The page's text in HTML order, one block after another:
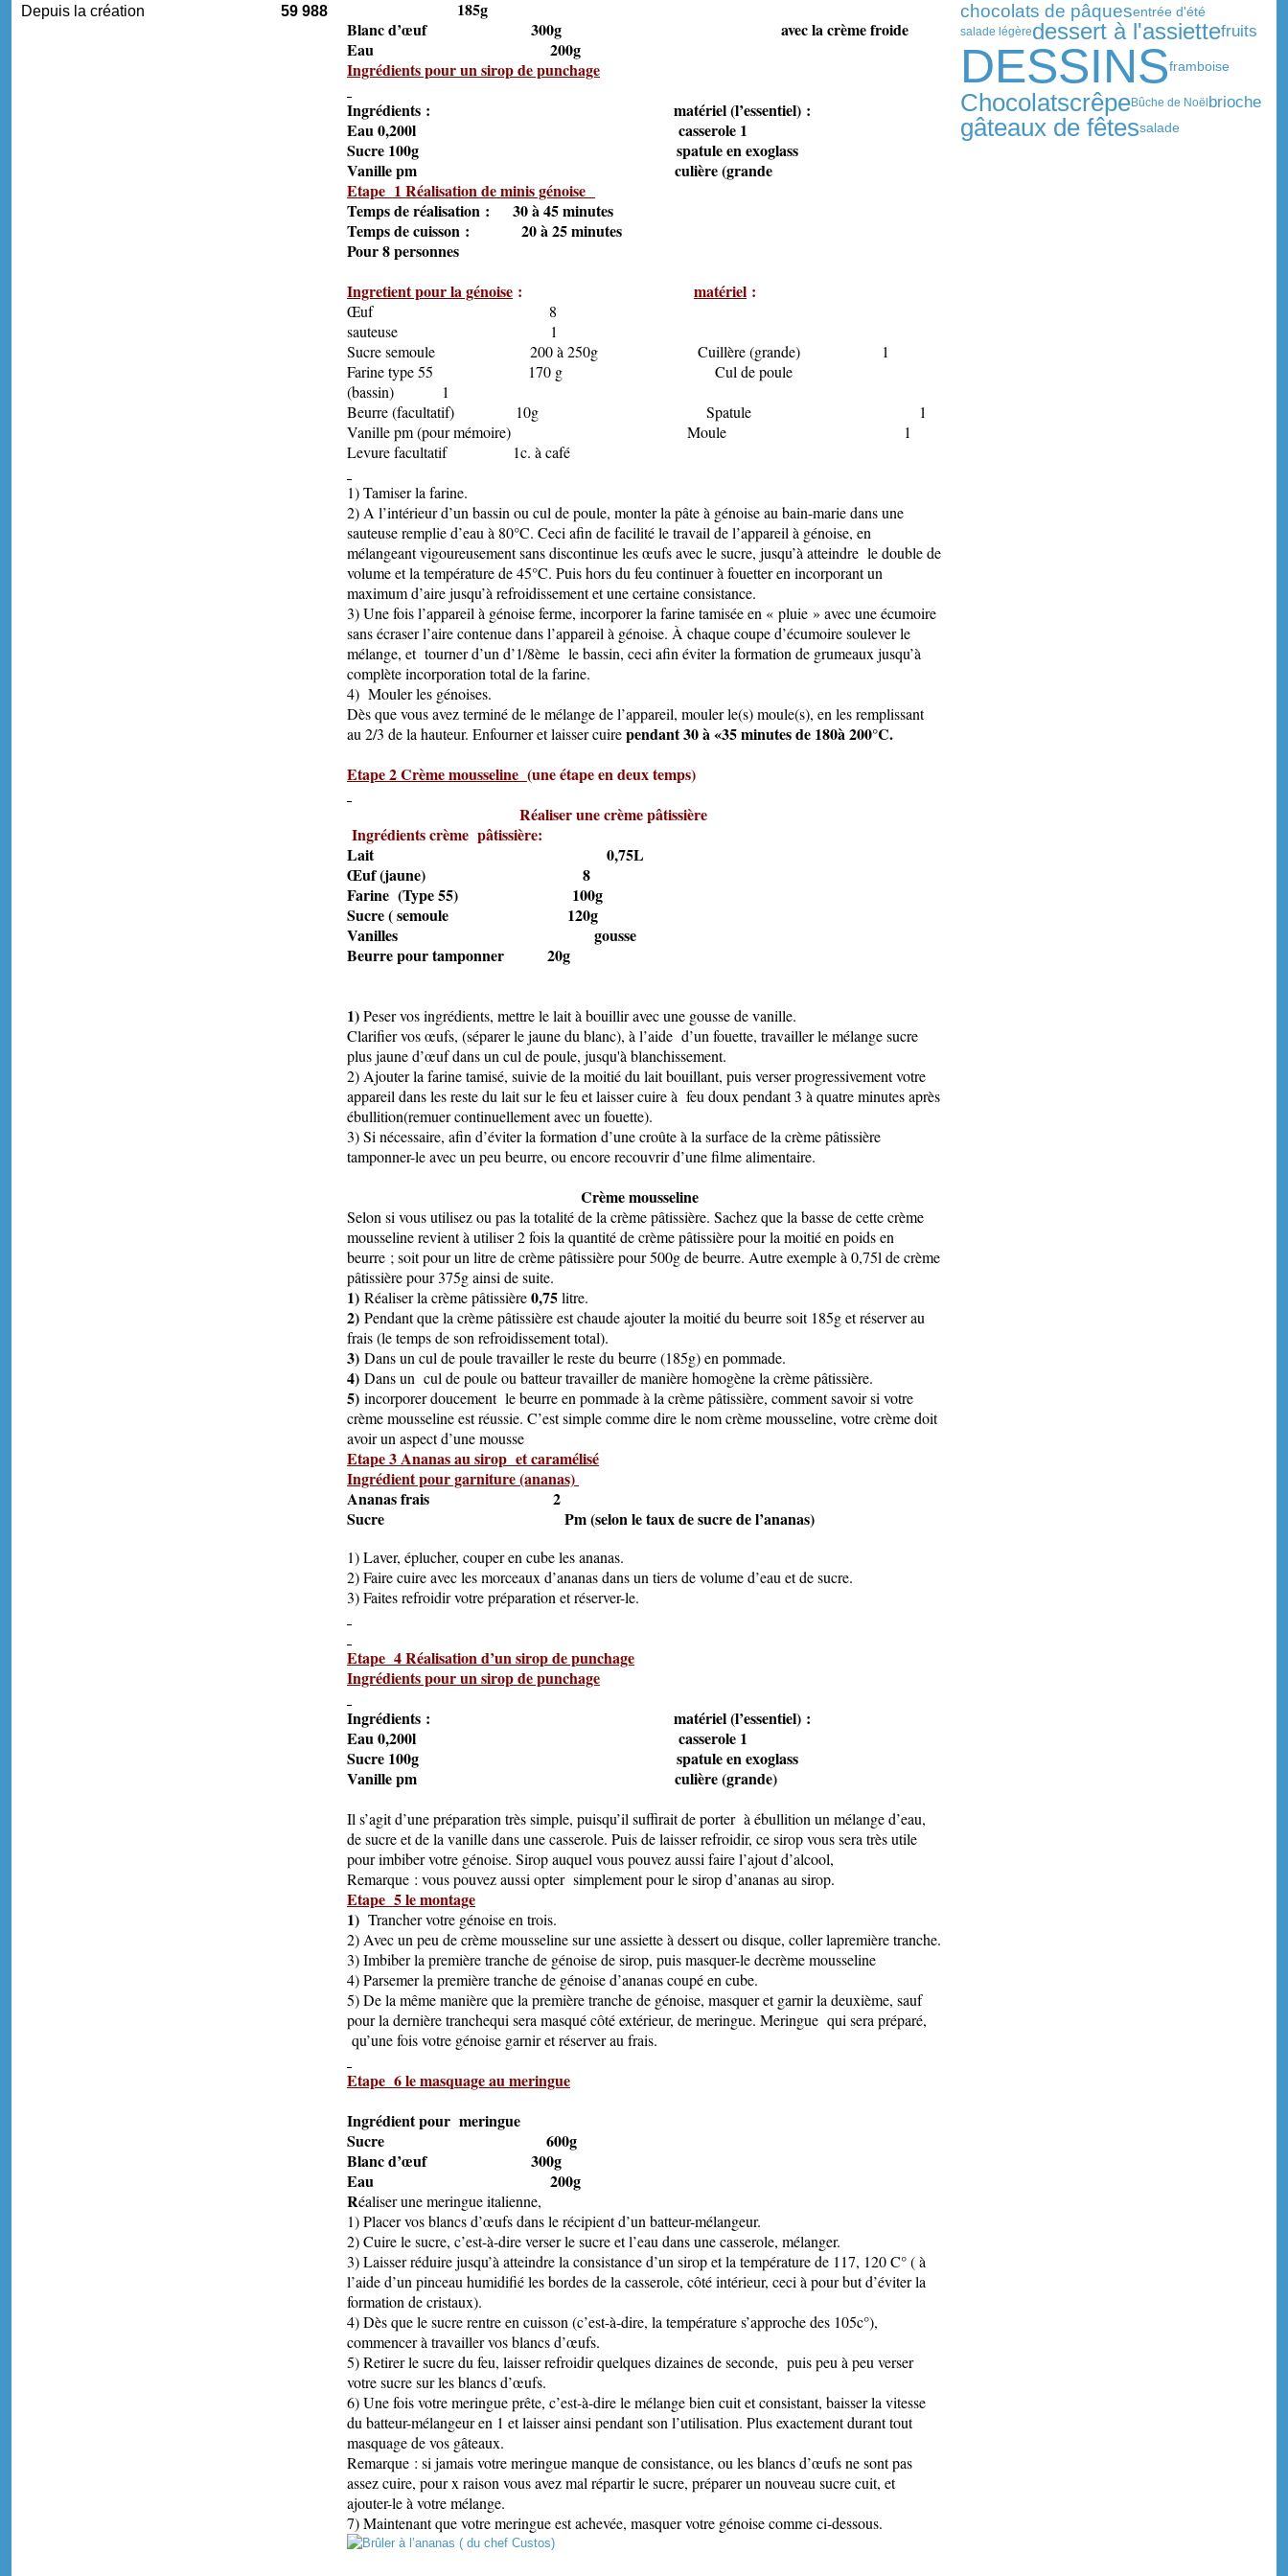
Depuis la création 59 988
185g
Blanc d’œuf 300g avec la crème froide
Eau 200g
Ingrédients pour un sirop de punchage
Ingrédients : matériel (l’essentiel) :
Eau 0,200l casserole 1
Sucre 100g spatule en exoglass
Vanille pm culière (grande
Etape 1 Réalisation de minis génoise
Temps de réalisation : 30 à 45 minutes
Temps de cuisson : 20 à 25 minutes
Pour 8 personnes
Ingretient pour la génoise : matériel :
Œuf 8
sauteuse 1
Sucre semoule 200 à 250g Cuillère (grande) 1
Farine type 55 170 g Cul de poule
(bassin) 1
Beurre (facultatif) 10g Spatule 1
Vanille pm (pour mémoire) Moule 1
Levure facultatif 1c. à café
1) Tamiser la farine.
2) A l’intérieur d’un bassin ou cul de poule, monter la pâte à génoise au bain-marie dans une
sauteuse remplie d’eau à 80°C. Ceci afin de facilité le travail de l’appareil à génoise, en
mélangeant vigoureusement sans discontinue les œufs avec le sucre, jusqu’à atteindre le double de
volume et la température de 45°C. Puis hors du feu continuer à fouetter en incorporant un
maximum d’aire jusqu’à refroidissement et une certaine consistance.
3) Une fois l’appareil à génoise ferme, incorporer la farine tamisée en « pluie » avec une écumoire
sans écraser l’aire contenue dans l’appareil à génoise. À chaque coupe d’écumoire soulever le
mélange, et tourner d’un d’1/8ème le bassin, ceci afin éviter la formation de grumeaux jusqu’à
complète incorporation total de la farine.
4) Mouler les génoises.
Dès que vous avez terminé de le mélange de l’appareil, mouler le(s) moule(s), en les remplissant
au 2/3 de la hauteur. Enfourner et laisser cuirependant 30 à «35 minutes de 180à 200°C.
Etape 2 Crème mousseline (une étape en deux temps)
Réaliser une crème pâtissière
Ingrédients crème pâtissière:
Lait 0,75L
Œuf (jaune) 8
Farine (Type 55) 100g
Sucre ( semoule 120g
Vanilles gousse
Beurre pour tamponner 20g
1)Peser vos ingrédients, mettre le lait à bouillir avec une gousse de vanille.
Clarifier vos œufs, (séparer le jaune du blanc), à l’aide d’un fouette, travailler le mélange sucre
plus jaune d’œuf dans un cul de poule, jusqu'à blanchissement.
2) Ajouter la farine tamisé, suivie de la moitié du lait bouillant, puis verser progressivement votre
appareil dans les reste du lait sur le feu et laisser cuire à feu doux pendant 3 à quatre minutes après
ébullition(remuer continuellement avec un fouette).
3) Si nécessaire, afin d’éviter la formation d’une croûte à la surface de la crème pâtissière
tamponner-le avec un peu beurre, ou encore recouvrir d’une filme alimentaire.
Crème mousseline
Selon si vous utilisez ou pas la totalité de la crème pâtissière. Sachez que la basse de cette crème
mousseline revient à utiliser 2 fois la quantité de crème pâtissière pour la moitié en poids en
beurre ; soit pour un litre de crème pâtissière pour 500g de beurre. Autre exemple à 0,75l de crème
pâtissière pour 375g ainsi de suite.
1) Réaliser la crème pâtissière0,75litre.
2) Pendant que la crème pâtissière est chaude ajouter la moitié du beurre soit 185g et réserver au
frais (le temps de son refroidissement total).
3) Dans un cul de poule travailler le reste du beurre (185g) en pommade.
4) Dans un cul de poule ou batteur travailler de manière homogène la crème pâtissière.
5) incorporer doucement le beurre en pommade à la crème pâtissière, comment savoir si votre
crème mousseline est réussie. C’est simple comme dire le nom crème mousseline, votre crème doit
avoir un aspect d’une mousse
Etape 3 Ananas au sirop et caramélisé
Ingrédient pour garniture (ananas)
Ananas frais 2
Sucre Pm (selon le taux de sucre de l’ananas)
1) Laver, éplucher, couper en cube les ananas.
2) Faire cuire avec les morceaux d’ananas dans un tiers de volume d’eau et de sucre.
3) Faites refroidir votre préparation et réserver-le.
Etape 4 Réalisation d’un sirop de punchage
Ingrédients pour un sirop de punchage
Ingrédients : matériel (l’essentiel) :
Eau 0,200l casserole 1
Sucre 100g spatule en exoglass
Vanille pm culière (grande)
Il s’agit d’une préparation très simple, puisqu’il suffirait de porter à ébullition un mélange d’eau,
de sucre et de la vanille dans une casserole. Puis de laisser refroidir, ce sirop vous sera très utile
pour imbiber votre génoise. Sirop auquel vous pouvez aussi faire l’ajout d’alcool,
Remarque : vous pouvez aussi opter simplement pour le sirop d’ananas au sirop.
Etape 5 le montage
1) Trancher votre génoise en trois.
2) Avec un peu de crème mousseline sur une assiette à dessert ou disque, coller lapremière tranche.
3) Imbiber la première tranche de génoise de sirop, puis masquer-le decrème mousseline
4) Parsemer la première tranche de génoise d’ananas coupé en cube.
5) De la même manière que la première tranche de génoise, masquer et garnir la deuxième, sauf
pour la dernière tranchequi sera masqué côté extérieur, de meringue. Meringue qui sera préparé,
qu’une fois votre génoise garnir et réserver au frais.
Etape 6 le masquage au meringue
Ingrédient pour meringue
Sucre 600g
Blanc d’œuf 300g
Eau 200g
Réaliser une meringue italienne,
1) Placer vos blancs d’œufs dans le récipient d’un batteur-mélangeur.
2) Cuire le sucre, c’est-à-dire verser le sucre et l’eau dans une casserole, mélanger.
3) Laisser réduire jusqu’à atteindre la consistance d’un sirop et la température de 117, 120 C° ( à
l’aide d’un pinceau humidifié les bordes de la casserole, côté intérieur, ceci à pour but d’éviter la
formation de cristaux).
4) Dès que le sucre rentre en cuisson (c’est-à-dire, la température s’approche des 105c°),
commencer à travailler vos blancs d’œufs.
5) Retirer le sucre du feu, laisser refroidir quelques dizaines de seconde, puis peu à peu verser
votre sucre sur les blancs d’œufs.
6) Une fois votre meringue prête, c’est-à-dire le mélange bien cuit et consistant, baisser la vitesse
du batteur-mélangeur en 1 et laisser ainsi pendant son l’utilisation. Plus exactement durant tout
masquage de vos gâteaux.
Remarque : si jamais votre meringue manque de consistance, ou les blancs d’œufs ne sont pas
assez cuire, pour x raison vous avez mal répartir le sucre, préparer un nouveau sucre cuit, et
ajouter-le à votre mélange.
7) Maintenant que votre meringue est achevée, masquer votre génoise comme ci-dessous.
chocolats de pâquesentrée d'été
salade légèredessert à l'assiettefruits
DESSINSframboise
ChocolatscrêpeBûche de Noël brioche
gâteaux de fêtessalade